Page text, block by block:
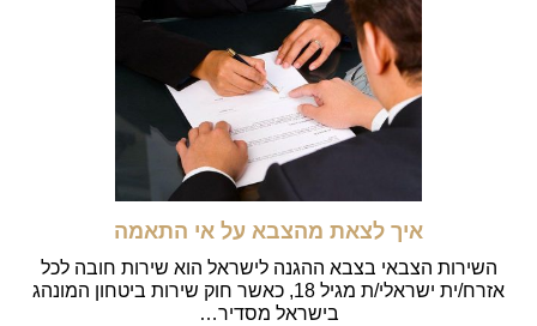
איך לצאת מהצבא על אי התאמה
השירות הצבאי בצבא ההגנה לישראל הוא שירות חובה לכל
אזרח/ית ישראלי/ת מגיל 18, כאשר חוק שירות ביטחון המונהג
בישראל מסדיר…